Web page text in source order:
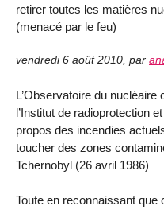
retirer toutes les matières
(menacé par le feu)
vendredi 6 août 2010 par
L’Observatoire du
l’Institut de radioprotection
propos des incendies
toucher des zones
Tchernobyl (26 avril 1986)
Toute en reconnaissant